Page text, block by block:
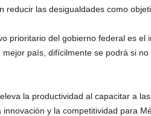
reducir las desigualdades como
prioritario del gobierno federal es
mejor país, difícilmente se podrá si
la productividad al capacitar a
innovación y la competitividad para